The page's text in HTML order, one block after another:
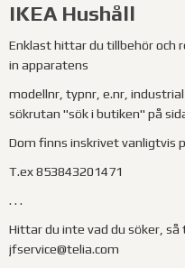
IKEA Hushåll
Enklast hittar du tillbehör och
in apparatens
modellnr, typnr, e.nr,
sökrutan "sök i butiken" på
Dom finns inskrivet vanligtvis
T.ex 853843201471
. . .
Hittar du inte vad du söker,
jfservice@telia.com